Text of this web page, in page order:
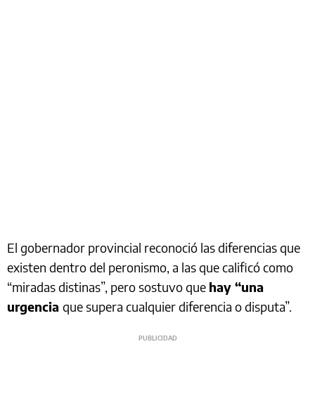
El gobernador provincial reconoció las diferencias que
existen dentro del peronismo, a las que calificó como
“miradas distinas”, pero sostuvo que hay “una
urgencia que supera cualquier diferencia o disputa”.